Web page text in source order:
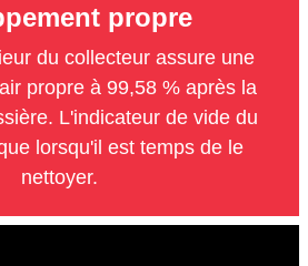
propre
du collecteur assure une
propre à 99,58 % après la
L'indicateur de vide du
lorsqu'il est temps de le
nettoyer.